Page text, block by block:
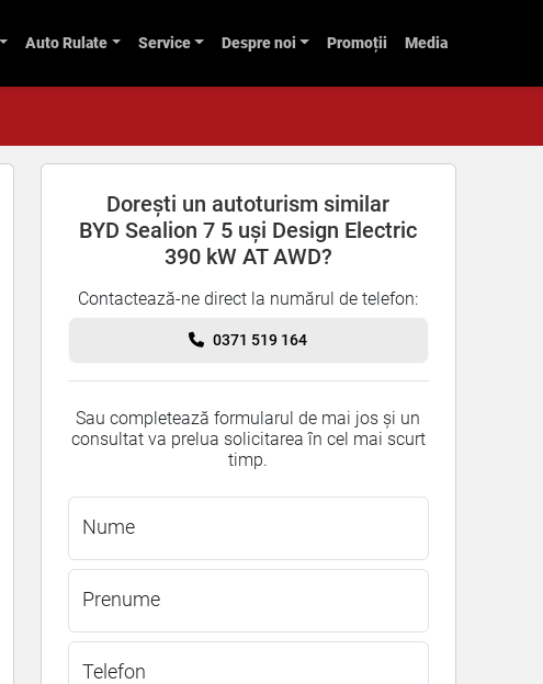
Auto Rulate Service Despre noi Promoții Media
Dorești un autoturism similar
BYD Sealion 7 5 uși Design Electric
390 kW AT AWD?
Contactează-ne direct la numărul de telefon:
0371 519 164
Sau completează formularul de mai jos și un
consultat va prelua solicitarea în cel mai scurt
timp.
Nume
Prenume
Telefon